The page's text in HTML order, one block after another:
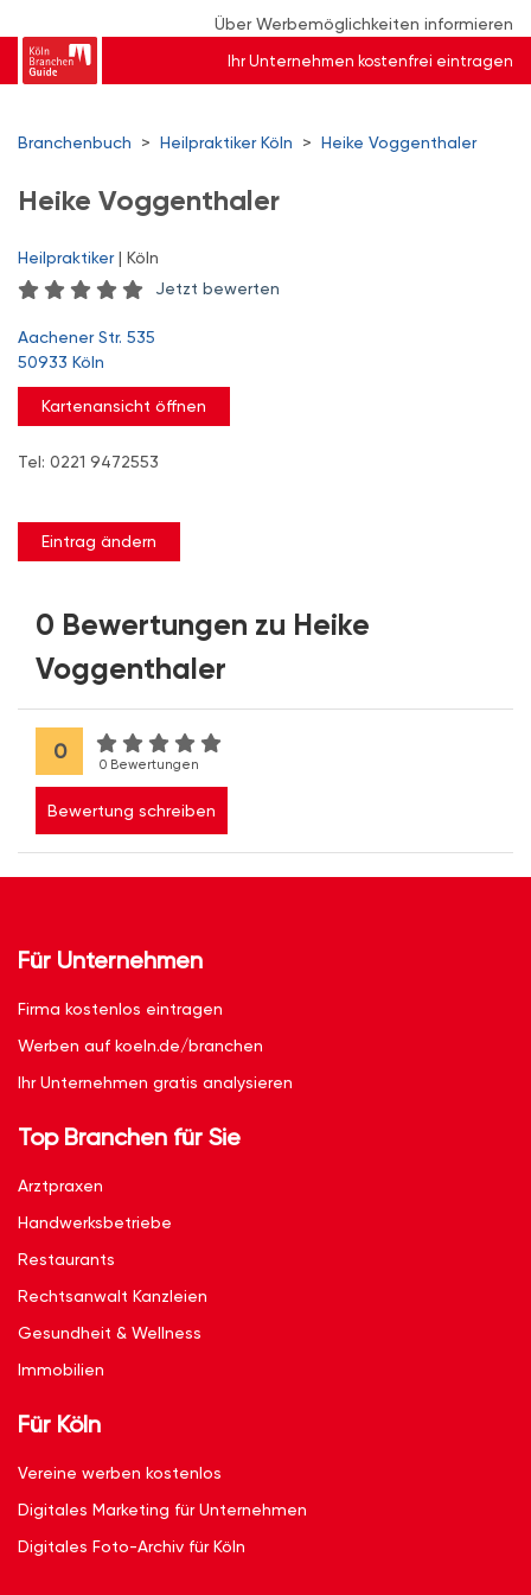
Über Werbemöglichkeiten informieren
Ihr Unternehmen kostenfrei eintragen
Branchenbuch > Heilpraktiker Köln > Heike Voggenthaler
Heike Voggenthaler
Heilpraktiker| Köln
Jetzt bewerten
Aachener Str. 535
50933 Köln
Kartenansicht öffnen
Tel: 0221 9472553
Eintrag ändern
0 Bewertungen zu Heike
Voggenthaler
0
0 Bewertungen
Bewertung schreiben
Für Unternehmen
Firma kostenlos eintragen
Werben auf koeln.de/branchen
Ihr Unternehmen gratis analysieren
Top Branchen für Sie
Arztpraxen
Handwerksbetriebe
Restaurants
Rechtsanwalt Kanzleien
Gesundheit & Wellness
Immobilien
Für Köln
Vereine werben kostenlos
Digitales Marketing für Unternehmen
Digitales Foto-Archiv für Köln